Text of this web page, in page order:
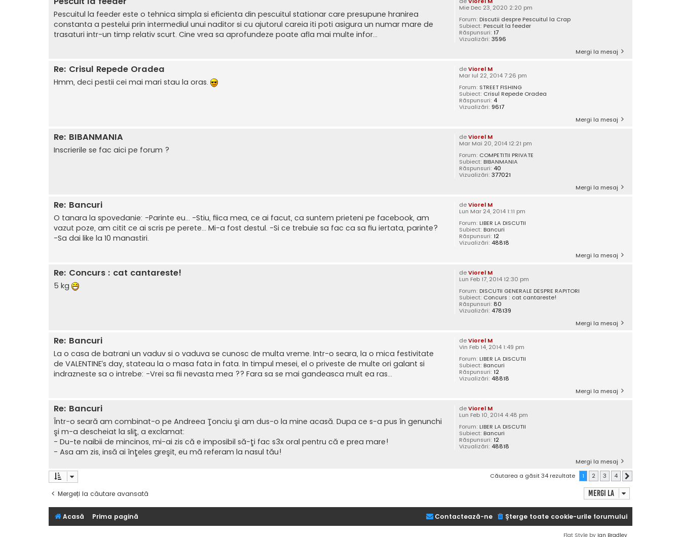
Mie Dec 23, 2020 2:20 pm
Forum: Discutii despre Pescuitul la Crap
Subiect: Pescuit la feeder
Răspunsuri: 17
Vizualizări:3596
Pescuitul la feeder este o tehnica simpla si eficienta din pescuitul stationar care presupune hranirea
constanta a pestelui prin intermediul unui naditor si cu ajutorul careia iti poti asigura un numar mare de
trasaturi intr-un timp relativ scurt. Cine vrea sa aprofundeze poate afla mai multe infor...
Mergi la mesaj
deViorel M
Mar Iul 22, 2014 7:26 pm
Forum: STREET FISHING
Subiect: Crisul Repede Oradea
Răspunsuri: 4
Vizualizări: 9617
Re: Crisul Repede Oradea
Hmm, deci pestii cei mai mari stau la oras.
Mergi la mesaj
deViorel M
Mar Mai 20, 2014 12:21 pm
Forum: COMPETITII PRIVATE
Subiect: BIBANMANIA
Răspunsuri: 40
Vizualizări:377021
Re: BIBANMANIA
Inscrierile se fac aici pe forum ?
Mergi la mesaj
deViorel M
Lun Mar 24, 2014 1:11 pm
Forum: LIBER LA DISCUTII
Subiect: Bancuri
Răspunsuri: 12
Vizualizări: 48818
Re: Bancuri
O tanara la spovedanie: -Parinte eu... -Stiu, fiica mea, ce ai facut, ca suntem prieteni pe facebook, am
vazut poze, am citit ce ai scris pe perete... Mi-a fost destul. -Si ce trebuie sa fac ca sa fiu iertata, parinte?
-Sa dai like la 10 manastiri.
Mergi la mesaj
deViorel M
Lun Feb 17, 2014 12:30 pm
Forum: DISCUTII GENERALE DESPRE RAPITORI
Subiect: Concurs : cat cantareste!
Răspunsuri: 80
Vizualizări: 478139
Re: Concurs : cat cantareste!
5 kg
Mergi la mesaj
deViorel M
Vin Feb 14, 2014 1:49 pm
Forum: LIBER LA DISCUTII
Subiect: Bancuri
Răspunsuri: 12
Vizualizări: 48818
Re: Bancuri
La o casa de batrani un vaduv si o vaduva se cunosc de multa vreme. Intr-o seara, la o mica festivitate
de VALENTINE‘s day, stateau la o masa fata in fata. In timpul mesei, el o priveste de multe ori galant si
indrazneste sa o intrebe: -Vrei sa fii nevasta mea ?? Fara sa se mai gandeasca mult ea ras...
Mergi la mesaj
deViorel M
Lun Feb 10, 2014 4:48 pm
Forum: LIBER LA DISCUTII
Subiect: Bancuri
Răspunsuri: 12
Vizualizări: 48818
Re: Bancuri
Într-o seară am combinat-o pe Andreea Ţonciu şi am dus-o la mine acasă. Dupa ce s-a pus în genunchi
şi m-a descheiat la sliţ, a exclamat:
- Du-te naibii de mincinos, mi-ai zis că e imposibil să-ţi fac s3x oral pentru că e prea mare!
- Asa am zis, insă ai înţeles greşit, eu mă referam la nasul tău!
Mergi la mesaj
Căutarea a găsit 34 rezultate
1 2 3 4
Mergeți la căutare avansată Mergi la
Acasă Prima pagină Şterge toate cookie-urile forumului
Contactează-ne
Flat Style by Ian Bradley